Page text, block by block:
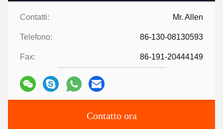
Contatti: Mr. Allen
Telefono: 86-130-08130593
Fax: 86-191-20444149
Contatto ora